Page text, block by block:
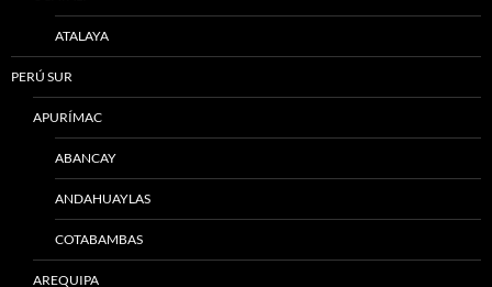
ATALAYA
PERÚ SUR
APURÍMAC
ABANCAY
ANDAHUAYLAS
COTABAMBAS
AREQUIPA